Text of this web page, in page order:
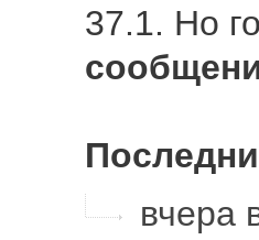
37.1. Но
вчера